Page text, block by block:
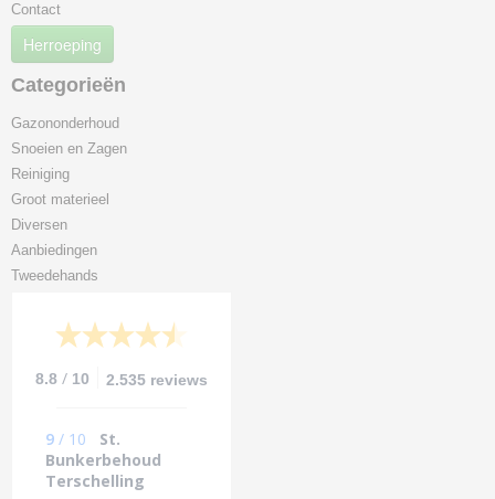
Contact
Herroeping
Categorieën
Gazononderhoud
Snoeien en Zagen
Reiniging
Groot materieel
Diversen
Aanbiedingen
Tweedehands
8.8 / 10 2.535 reviews
9 / 10
St.
Bunkerbehoud
Terschelling